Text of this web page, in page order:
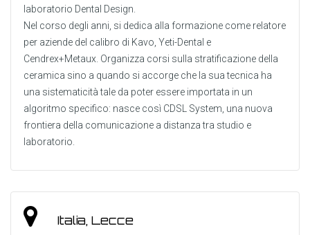
laboratorio Dental Design.
Nel corso degli anni, si dedica alla formazione come relatore
per aziende del calibro di Kavo, Yeti-Dental e
Cendrex+Metaux. Organizza corsi sulla stratificazione della
ceramica sino a quando si accorge che la sua tecnica ha
una sistematicità tale da poter essere importata in un
algoritmo specifico: nasce così CDSL System, una nuova
frontiera della comunicazione a distanza tra studio e
laboratorio.
Italia, Lecce